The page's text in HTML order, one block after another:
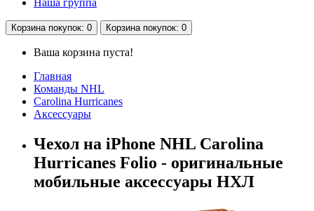
Корзина покупок: 0 Корзина покупок: 0
Ваша корзина пуста!
Главная
Команды NHL
Carolina Hurricanes
Аксессуары
Чехол на iPhone NHL Carolina
Hurricanes Folio - оригинальные
мобильные аксессуары НХЛ